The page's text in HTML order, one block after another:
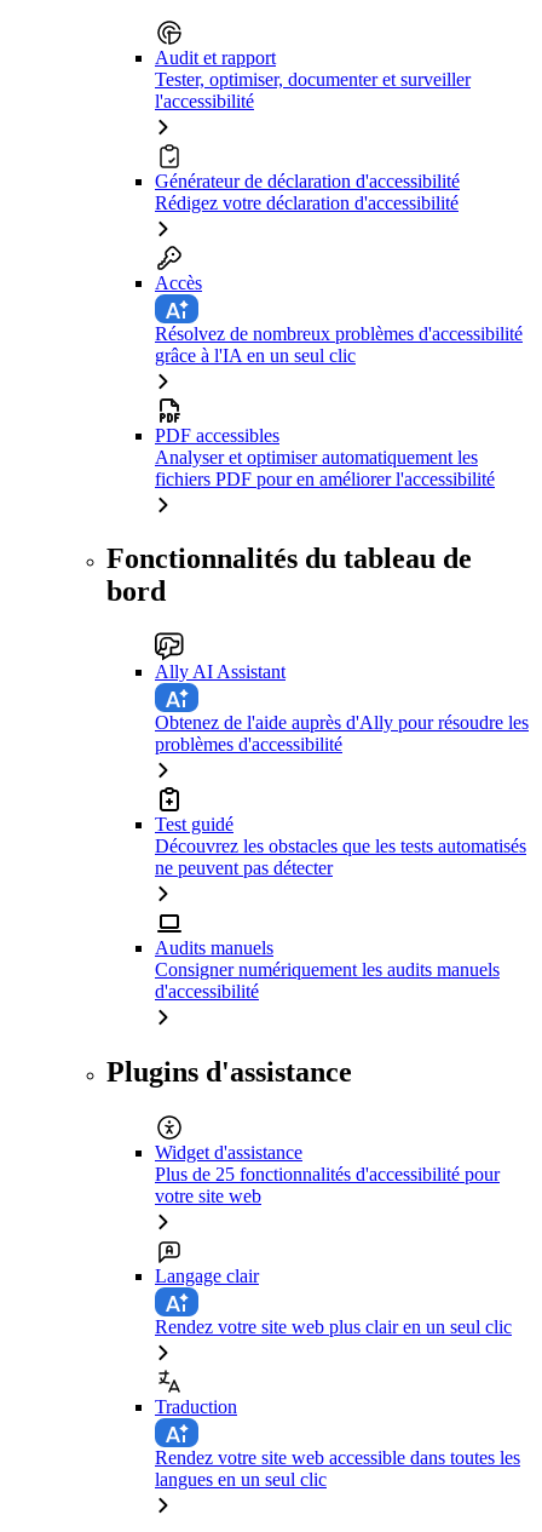
Audit et rapport
Tester, optimiser, documenter et surveiller
l'accessibilité
Générateur de déclaration d'accessibilité
Rédigez votre déclaration d'accessibilité
Accès
Résolvez de nombreux problèmes d'accessibilité
grâce à l'IA en un seul clic
PDF accessibles
Analyser et optimiser automatiquement les
fichiers PDF pour en améliorer l'accessibilité
Fonctionnalités du tableau de
bord
Ally AI Assistant
Obtenez de l'aide auprès d'Ally pour résoudre les
problèmes d'accessibilité
Test guidé
Découvrez les obstacles que les tests automatisés
ne peuvent pas détecter
Audits manuels
Consigner numériquement les audits manuels
d'accessibilité
Plugins d'assistance
Widget d'assistance
Plus de 25 fonctionnalités d'accessibilité pour
votre site web
Langage clair
Rendez votre site web plus clair en un seul clic
Traduction
Rendez votre site web accessible dans toutes les
langues en un seul clic